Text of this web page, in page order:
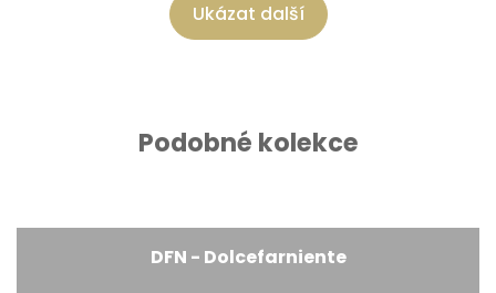
Ukázat další
Podobné kolekce
DFN - Dolcefarniente